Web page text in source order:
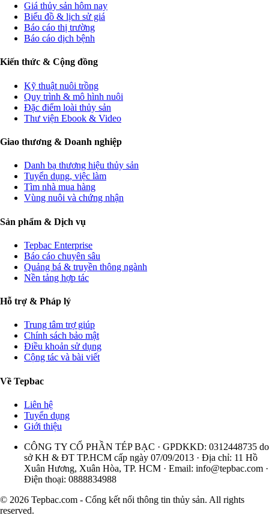
Giá thủy sản hôm nay
Biểu đồ & lịch sử giá
Báo cáo thị trường
Báo cáo dịch bệnh
Kiến thức & Cộng đồng
Kỹ thuật nuôi trồng
Quy trình & mô hình nuôi
Đặc điểm loài thủy sản
Thư viện Ebook & Video
Giao thương & Doanh nghiệp
Danh bạ thương hiệu thủy sản
Tuyển dụng, việc làm
Tìm nhà mua hàng
Vùng nuôi và chứng nhận
Sản phẩm & Dịch vụ
Tepbac Enterprise
Báo cáo chuyên sâu
Quảng bá & truyền thông ngành
Nền tảng hợp tác
Hỗ trợ & Pháp lý
Trung tâm trợ giúp
Chính sách bảo mật
Điều khoản sử dụng
Cộng tác và bài viết
Về Tepbac
Liên hệ
Tuyển dụng
Giới thiệu
CÔNG TY CỔ PHẦN TÉP BẠC · GPDKKD: 0312448735 do
sở KH & ĐT TP.HCM cấp ngày 07/09/2013 · Địa chỉ: 11 Hồ
Xuân Hương, Xuân Hòa, TP. HCM · Email: info@tepbac.com ·
Điện thoại: 0888834988
© 2026 Tepbac.com - Cổng kết nối thông tin thủy sản. All rights
reserved.